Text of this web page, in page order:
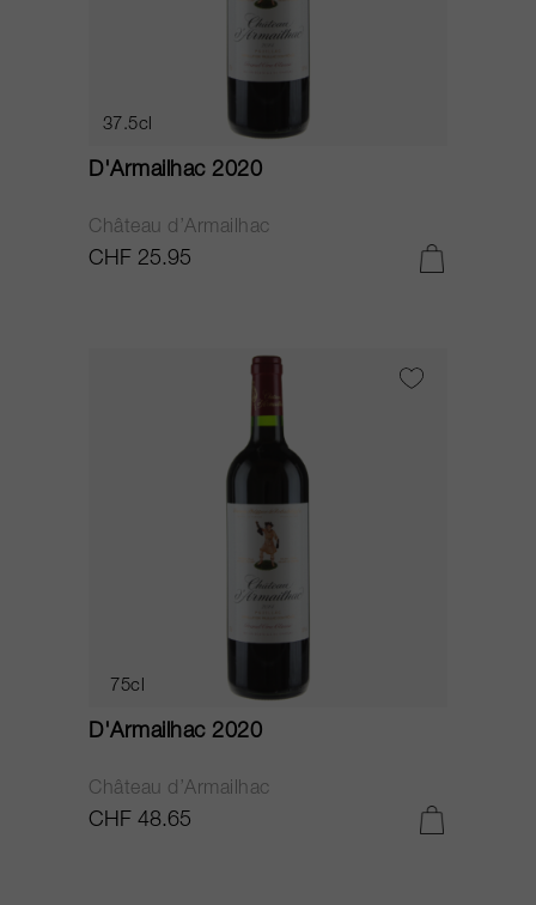
37.5cl
D'Armailhac 2020
Château d’Armailhac
CHF 25.95
75cl
D'Armailhac 2020
Château d’Armailhac
CHF 48.65